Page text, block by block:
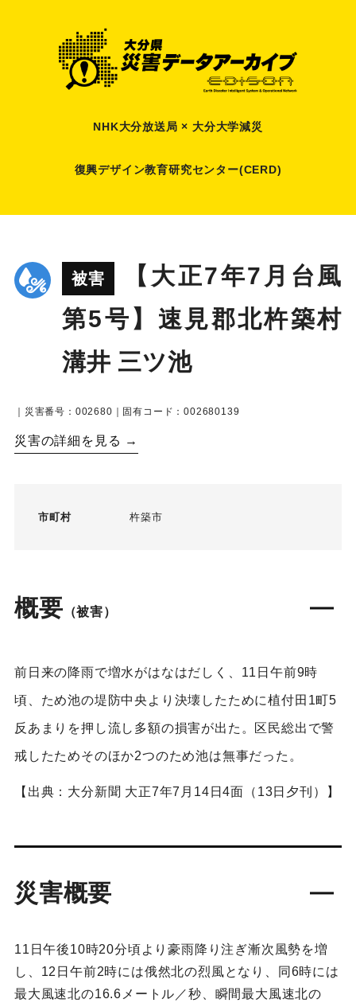
NHK大分放送局 × 大分大学減災
復興デザイン教育研究センター(CERD)
被害
【大正7年7月台風
第5号】速見郡北杵築村
溝井 三ツ池
｜災害番号：002680｜固有コード：002680139
災害の詳細を見る →
市町村 杵築市
概要 （被害）
前日来の降雨で増水がはなはだしく、11日午前9時
頃、ため池の堤防中央より決壊したために植付田1町5
反あまりを押し流し多額の損害が出た。区民総出で警
戒したためそのほか2つのため池は無事だった。
【出典：大分新聞 大正7年7月14日4面（13日夕刊）】
災害概要
11日午後10時20分頃より豪雨降り注ぎ漸次風勢を増
し、12日午前2時には俄然北の烈風となり、同6時には
最大風速北の16.6メートル／秒、瞬間最大風速北の